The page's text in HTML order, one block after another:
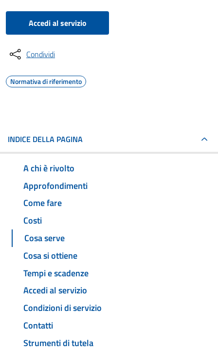
Accedi al servizio
Condividi
Normativa di riferimento
INDICE DELLA PAGINA
A chi è rivolto
Approfondimenti
Come fare
Costi
Cosa serve
Cosa si ottiene
Tempi e scadenze
Accedi al servizio
Condizioni di servizio
Contatti
Strumenti di tutela